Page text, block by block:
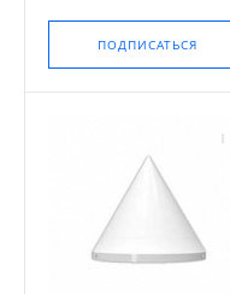
ПОДПИСАТЬСЯ